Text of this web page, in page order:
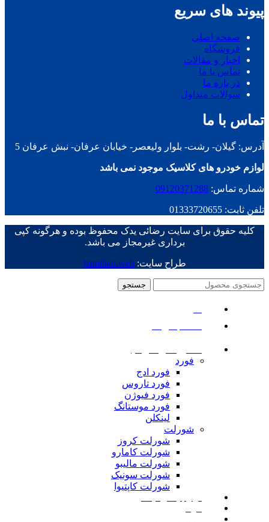
پیوند های سریع
صفحه اصلی
فروشگاه
اخبار و مقالات
تماس با ما
در باره ما
سوالات متداول
تماس با ما
آدرس: گیلان- رشت- بلوار ولیعصر- خیابان عرفان- نبش عرفان 5
لوازم خودرو های کلاسیک موجود نمی باشد
شماره تماس: 09120371288
تلفن ثابت: 01333720655
کلیه حقوق برای سایت رضائی یدک محفوظ بوده و هرگونه کپی
برداری غیرمجاز می باشد.
طراح سایت:hamihan.web
جستجو
فورد
فورد ادج
فورد تاروس
فورد فیوژن
فورد موستانگ
لینکلن
شورلت
شورلت کروز
شورلت کامارو
شورلت مالیبو
شورلت سونیک
شورلت کاپتیوا